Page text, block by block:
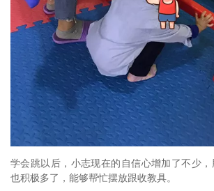
学会跳以后，小志现在的自信心增加了不少，
也积极多了，能够帮忙摆放跟收教具。